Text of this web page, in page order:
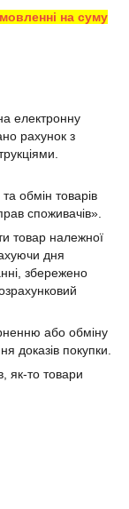
на суму
електронну
рахунок з
обмін товарів
споживачів».
товар належної
дня
збережено
або обміну
доказів покупки.
як-то товари